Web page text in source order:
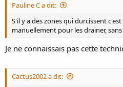
Pauline C a dit:
S'il y a des zones qui durcissent
manuellement pour les drainer,
Je ne connaissais pas cette
Cactus2002 a dit: